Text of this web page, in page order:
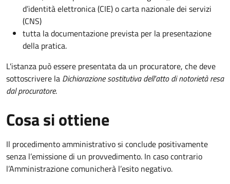
d’identità elettronica (CIE) o carta nazionale dei servizi
(CNS)
tutta la documentazione prevista per la presentazione
della pratica.
L'istanza può essere presentata da un procuratore, che deve
sottoscrivere la Dichiarazione sostitutiva dell'atto di notorietà resa
dal procuratore.
Cosa si ottiene
Il procedimento amministrativo si conclude positivamente
senza l’emissione di un provvedimento. In caso contrario
l’Amministrazione comunicherà l’esito negativo.